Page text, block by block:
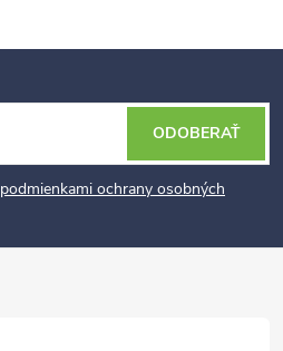
podmienkami ochrany osobných
ODOBERAŤ